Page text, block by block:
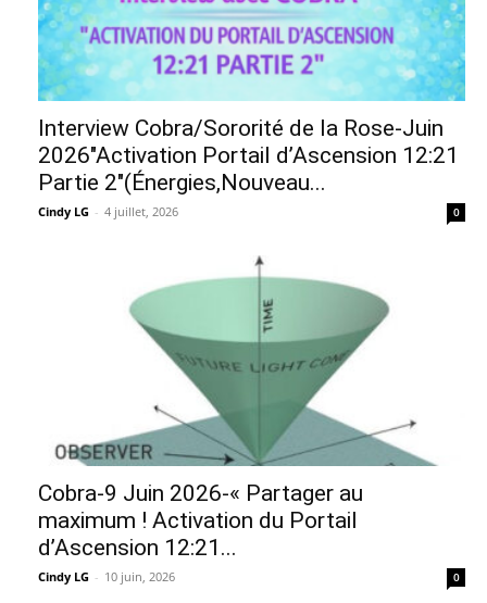
Interview Cobra/Sororité de la Rose-Juin
2026″Activation Portail d’Ascension 12:21
Partie 2″(Énergies,Nouveau...
Cindy LG - 4 juillet, 2026 0
Cobra-9 Juin 2026-« Partager au
maximum ! Activation du Portail
d’Ascension 12:21...
Cindy LG - 10 juin, 2026 0